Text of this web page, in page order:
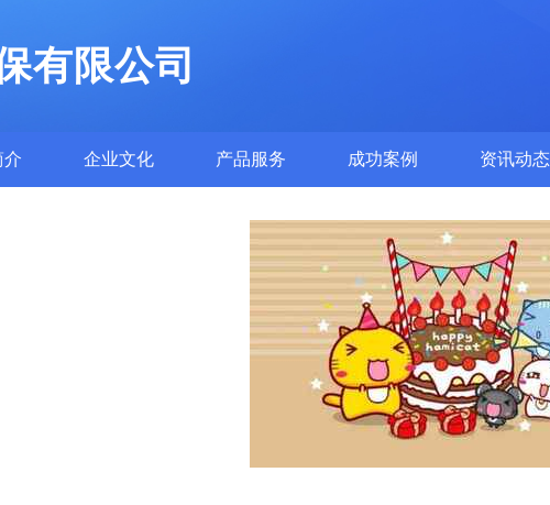
有限公司
介 企业文化 产品服务 成功案例 资讯动态